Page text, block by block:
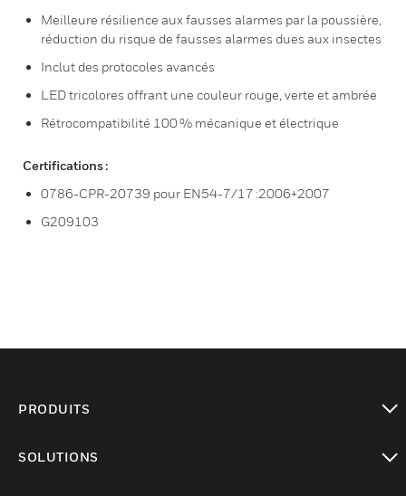
Meilleure résilience aux fausses alarmes par la poussière,
réduction du risque de fausses alarmes dues aux insectes
Inclut des protocoles avancés
LED tricolores offrant une couleur rouge, verte et ambrée
Rétrocompatibilité 100 % mécanique et électrique
Certifications :
0786-CPR-20739 pour EN54-7/17 :2006+2007
G209103
PRODUITS
SOLUTIONS